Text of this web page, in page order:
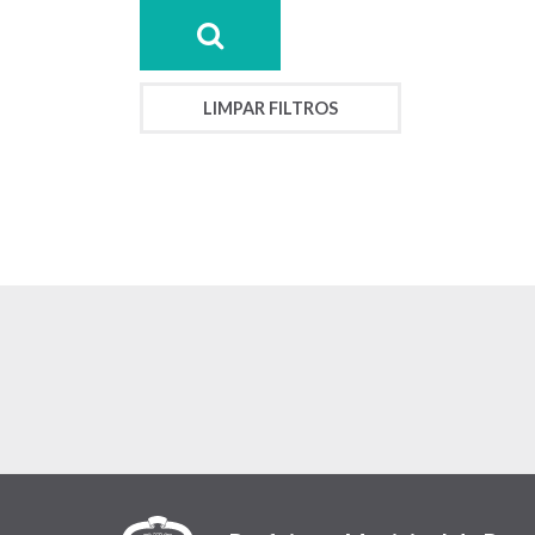
LIMPAR FILTROS